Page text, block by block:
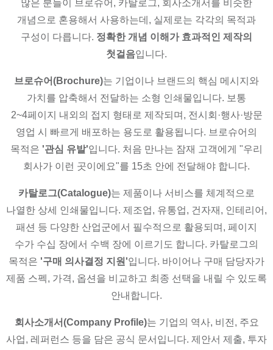
많은 분들이 브로슈어, 카탈로그, 회사소개서를 비슷한
개념으로 혼용해서 사용하는데, 실제로는 각각의 목적과
구성이 다릅니다. 정확한 개념 이해가 효과적인 제작의
첫걸음입니다.
브로슈어(Brochure)는 기업이나 브랜드의 핵심 메시지와
가치를 압축해서 전달하는 소형 인쇄물입니다. 보통
2~4페이지 내외의 접지 형태로 제작되며, 전시회·행사·방문
영업 시 빠르게 배포하는 용도로 활용됩니다. 브로슈어의
목적은 '관심 유발'입니다. 처음 만나는 잠재 고객에게 "우리
회사가 이런 곳이에요"를 15초 안에 전달해야 합니다.
카탈로그(Catalogue)는 제품이나 서비스를 체계적으로
나열한 상세 인쇄물입니다. 제조업, 유통업, 건자재, 인테리어,
패션 등 다양한 산업군에서 필수적으로 활용되며, 페이지
수가 수십 장에서 수백 장에 이르기도 합니다. 카탈로그의
목적은 '구매 의사결정 지원'입니다. 바이어나 구매 담당자가
제품 스펙, 가격, 옵션을 비교하고 최종 선택을 내릴 수 있도록
안내합니다.
회사소개서(Company Profile)는 기업의 역사, 비전, 주요
사업, 레퍼런스 등을 담은 공식 문서입니다. 제안서 제출, 투자